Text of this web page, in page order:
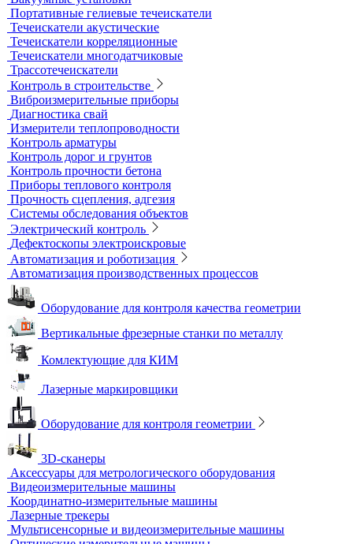
Образцы для толщинометрии
Трибометры
Контроль чистоты поверхности
Оборудование для физических испытаний покрытий
Датчики к толщиномерам покрытий
Абразиометры
Блескомеры, колориметры
Контроль герметичности
Вакуумные рамки
Вакуумные установки
Портативные гелиевые течеискатели
Течеискатели акустические
Течеискатели корреляционные
Течеискатели многодатчиковые
Трассотечеискатели
Контроль в строительстве
Виброизмерительные приборы
Диагностика свай
Измерители теплопроводности
Контроль арматуры
Контроль дорог и грунтов
Контроль прочности бетона
Приборы теплового контроля
Прочность сцепления, адгезия
Системы обследования объектов
Электрический контроль
Дефектоскопы электроискровые
Автоматизация и роботизация
Автоматизация производственных процессов
Оборудование для контроля качества геометрии
Вертикальные фрезерные станки по металлу
Комлектующие для КИМ